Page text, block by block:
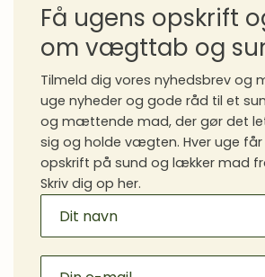
Få ugens opskrift
om vægttab og
Tilmeld dig vores nyhedsbrev og
uge nyheder og gode råd til et
og mættende mad, der gør det
sig og holde vægten. Hver uge
opskrift på sund og lækker mad
Skriv dig op her.
SIGNUP